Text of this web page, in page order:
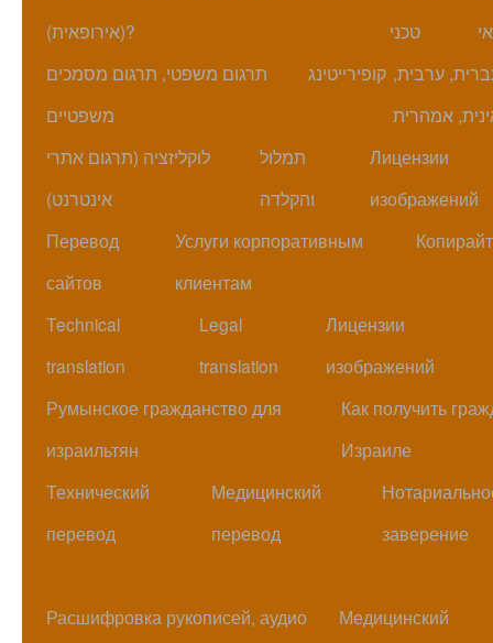
(אירופאית)?
טכני
תרגום משפטי, תרגום מסמכים
משפטיים
קופירייטינג ערבית,
אמהרית
לוקליזציה (תרגום אתרי
אינטרנט)
תמלול
והקלדה
Лицензии
изображений
Перевод
сайтов
Услуги корпоративным
клиентам
Technical
translation
Legal
translation
Лицензии
изображений
Румынское гражданство для
израильтян
Как получить
Израиле
Технический
перевод
Медицинский
перевод
заверение
Расшифровка рукописей, аудио
Медицинский